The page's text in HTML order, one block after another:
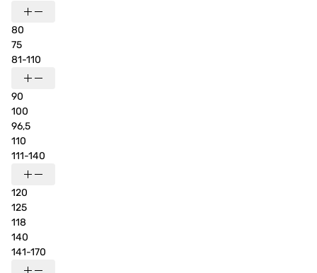
80
75
81-110
90
100
96,5
110
111-140
120
125
118
140
141-170